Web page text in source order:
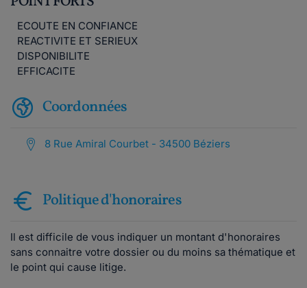
ECOUTE EN CONFIANCE
REACTIVITE ET SERIEUX
DISPONIBILITE
EFFICACITE
Coordonnées
8 Rue Amiral Courbet - 34500 Béziers
Politique d'honoraires
Il est difficile de vous indiquer un montant d'honoraires
sans connaitre votre dossier ou du moins sa thématique et
le point qui cause litige.